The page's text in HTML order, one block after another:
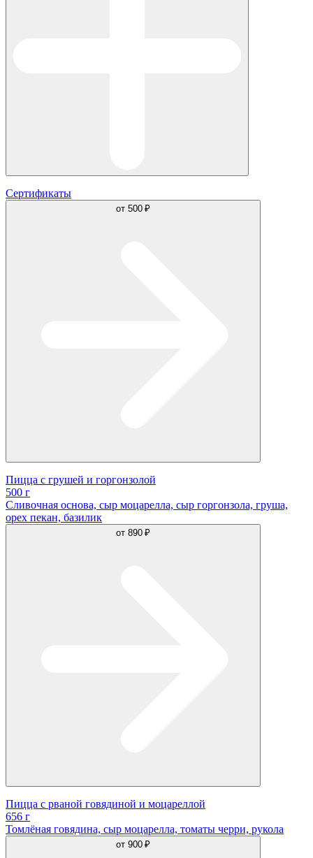
Сертификаты
от 500 ₽
Пицца с грушей и горгонзолой
500 г
Сливочная основа, сыр моцарелла, сыр горгонзола, груша,
орех пекан, базилик
от 890 ₽
Пицца с рваной говядиной и моцареллой
656 г
Томлёная говядина, сыр моцарелла, томаты черри, рукола
от 900 ₽